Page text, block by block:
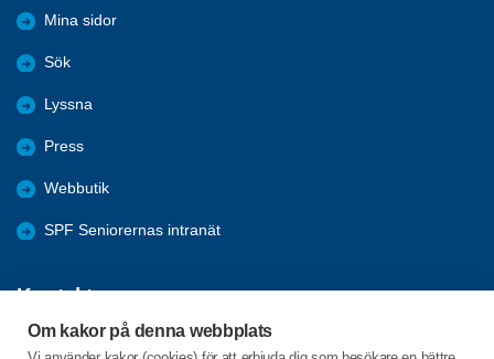
Om kakor på denna webbplats
Mina sidor
Sök
Lyssna
Press
Webbutik
SPF Seniorernas intranät
Kontakta oss
Förbundets växel har öppet måndag - fredag, 09:00 - 15:00 med